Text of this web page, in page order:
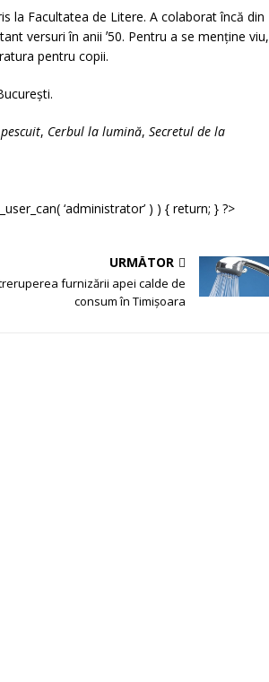
la Facultatea de Litere. A colaborat încă din
versuri în anii ʼ50. Pentru a se menţine viu,
pentru copii.
, Cerbul la lumină, Secretul de la
‘administrator’ ) ) { return; } ?>
URMĂTOR
furnizării apei calde de
consum în Timișoara